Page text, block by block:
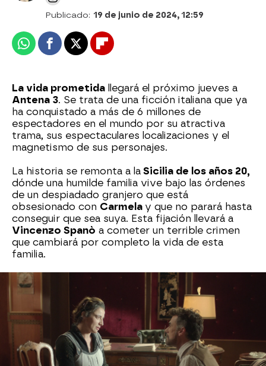
Publicado: 19 de junio de 2024, 12:59
WhatsappFacebook
X Flipboard
La vida prometida llegará el próximo jueves a
Antena 3. Se trata de una ficción italiana que ya
ha conquistado a más de 6 millones de
espectadores en el mundo por su atractiva
trama, sus espectaculares localizaciones y el
magnetismo de sus personajes.
La historia se remonta a la Sicilia de los años 20,
dónde una humilde familia vive bajo las órdenes
de un despiadado granjero que está
obsesionado con Carmela y que no parará hasta
conseguir que sea suya. Esta fijación llevará a
Vincenzo Spanò a cometer un terrible crimen
que cambiará por completo la vida de esta
familia.
Aconsejada por un sacerdote amigo suyo,
decidirá partir hacia América
con la
esperanza de encontrar una nueva vida para ella
y para sus hijos, aunque el camino no será nada
sencillo y tendrán que hacer frente a numerosos
problemas.